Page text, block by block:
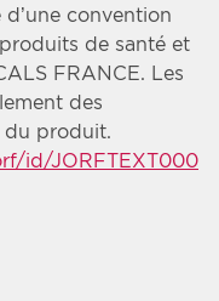
convention
de santé et
FRANCE. Les
des
du produit.
id/JORFTEXT000